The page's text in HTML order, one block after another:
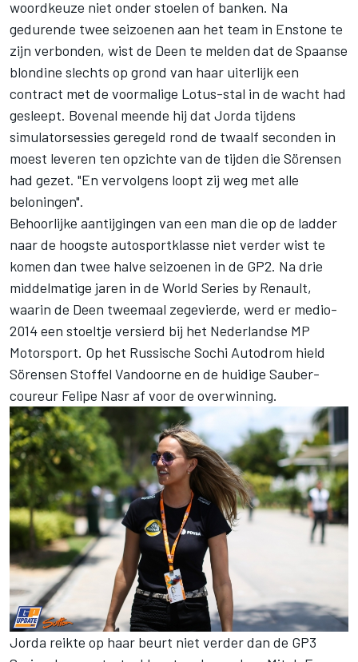
woordkeuze niet onder stoelen of banken. Na
gedurende twee seizoenen aan het team in Enstone te
zijn verbonden, wist de Deen te melden dat de Spaanse
blondine slechts op grond van haar uiterlijk een
contract met de voormalige Lotus-stal in de wacht had
gesleept. Bovenal meende hij dat Jorda tijdens
simulatorsessies geregeld rond de twaalf seconden in
moest leveren ten opzichte van de tijden die Sörensen
had gezet. "En vervolgens loopt zij weg met alle
beloningen".
Behoorlijke aantijgingen van een man die op de ladder
naar de hoogste autosportklasse niet verder wist te
komen dan twee halve seizoenen in de GP2. Na drie
middelmatige jaren in de World Series by Renault,
waarin de Deen tweemaal zegevierde, werd er medio-
2014 een stoeltje versierd bij het Nederlandse MP
Motorsport. Op het Russische Sochi Autodrom hield
Sörensen Stoffel Vandoorne en de huidige Sauber-
coureur Felipe Nasr af voor de overwinning.
Jorda reikte op haar beurt niet verder dan de GP3